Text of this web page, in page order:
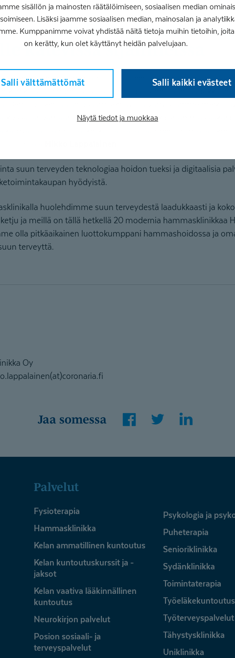
sisällön ja mainosten räätälöimiseen, sosiaalisen median
Lisäksi jaamme sosiaalisen median, mainosalan ja
Kumppanimme voivat yhdistää näitä tietoja muihin tietoihin,
on kerätty, kun olet käyttänyt heidän palvelujaan.
Salli välttämättömät Salli kaikki evästeet
Näytä tiedot ja muokkaa
kätevissä sijainneissa
täyden palvelun hammashoitoa alueen asukkaille tarjonnut
tarjoamaan lahtelaisille kattavat
suun terveyden teknologiaa hoidon tueksi ja digitaalisia
hyödyistä.
huolehdimme suun terveydestä laadukkaasti ja
ja meillä on tällä hetkellä 20 modernia hammasklinikkaa
olla pitkäaikainen luottokumppani hammashoidossa ja
terveyttä.
Oy
Jaa somessa
Palvelut
Fysioterapia
Hammasklinikka
Kelan ammatillinen kuntoutus
Kelan kuntoutuskurssit ja -
jaksot
Kelan vaativa lääkinnällinen
kuntoutus
Neurokirjon palvelut
Posion sosiaali- ja
terveyspalvelut
Psykologia ja
Puheterapia
Senioriklinikka
Sydänklinikka
Toimintaterapia
Työeläkekuntoutus
Työterveyspalvelut
Tähystysklinikka
Uniklinikka